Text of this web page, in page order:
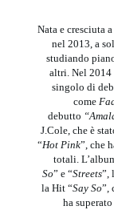
Nata e cresciuta
nel 2013, a
studiando
altri. Nel 2014
singolo di
come
debutto
J.Cole, che è
“Hot Pink”, che
totali.
So” e “Streets”,
la Hit “Say So”,
ha